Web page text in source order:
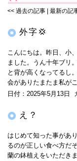
<< 過去の記事 最新の記
外字💢
こんにちは。昨日、小
ました。うん十年ブリ
と背が高くなってるし
会がありたまたま私が
日付： 2025年5月13日
え？
はじめて知った事があ
るのが正しい食べ方だ
蘭の鉢植えをいただき